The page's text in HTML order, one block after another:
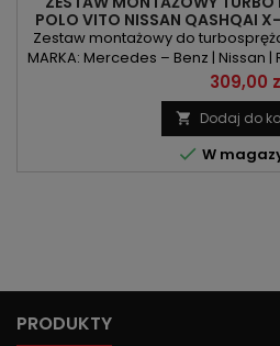
POLO VITO NISSAN QASHQAI
KOLEOS MEGANE
Zestaw montażowy do
MARKA: Mercedes – Benz | Nissan |
| Vito | Qashqai | X-Trail | Grand
Megane | Scenic | Talisman KOD
R9N400 | R9N401POJEMNOŚĆ:
120KM/88kW | 136KM/
Cena
309,00
 Dodaj do
 W
PRODUKTY